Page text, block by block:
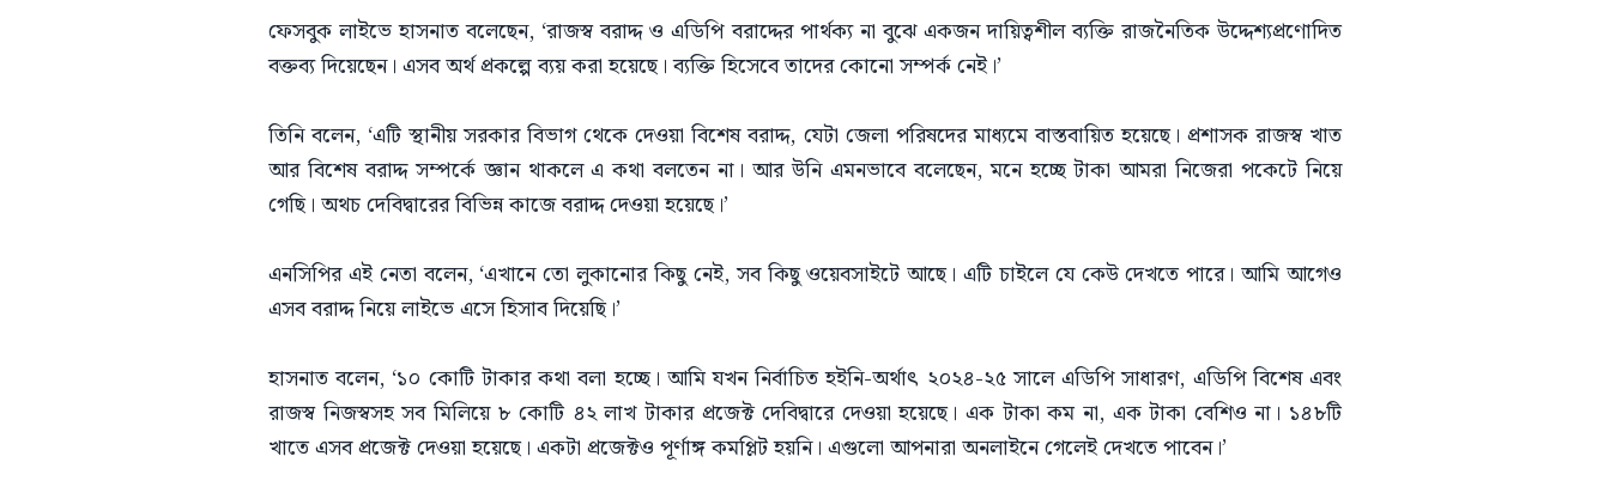
ফেসবুক লাইভে হাসনাত বলেছেন, ‘রাজস্ব বরাদ্দ ও এডিপি বরাদ্দের পার্থক্য না বুঝে একজন দায়িত্বশীল ব্যক্তি রাজনৈতিক উদ্দেশ্যপ্রণোদিত
বক্তব্য দিয়েছেন। এসব অর্থ প্রকল্পে ব্যয় করা হয়েছে। ব্যক্তি হিসেবে তাদের কোনো সম্পর্ক নেই।’
তিনি বলেন, ‘এটি স্থানীয় সরকার বিভাগ থেকে দেওয়া বিশেষ বরাদ্দ, যেটা জেলা পরিষদের মাধ্যমে বাস্তবায়িত হয়েছে। প্রশাসক রাজস্ব খাত
আর বিশেষ বরাদ্দ সম্পর্কে জ্ঞান থাকলে এ কথা বলতেন না। আর উনি এমনভাবে বলেছেন, মনে হচ্ছে টাকা আমরা নিজেরা পকেটে নিয়ে
গেছি। অথচ দেবিদ্বারের বিভিন্ন কাজে বরাদ্দ দেওয়া হয়েছে।’
এনসিপির এই নেতা বলেন, ‘এখানে তো লুকানোর কিছু নেই, সব কিছু ওয়েবসাইটে আছে। এটি চাইলে যে কেউ দেখতে পারে। আমি আগেও
এসব বরাদ্দ নিয়ে লাইভে এসে হিসাব দিয়েছি।’
হাসনাত বলেন, ‘১০ কোটি টাকার কথা বলা হচ্ছে। আমি যখন নির্বাচিত হইনি-অর্থাৎ ২০২৪-২৫ সালে এডিপি সাধারণ, এডিপি বিশেষ এবং
রাজস্ব নিজস্বসহ সব মিলিয়ে ৮ কোটি ৪২ লাখ টাকার প্রজেক্ট দেবিদ্বারে দেওয়া হয়েছে। এক টাকা কম না, এক টাকা বেশিও না। ১৪৮টি
খাতে এসব প্রজেক্ট দেওয়া হয়েছে। একটা প্রজেক্টও পূর্ণাঙ্গ কমপ্লিট হয়নি। এগুলো আপনারা অনলাইনে গেলেই দেখতে পাবেন।’